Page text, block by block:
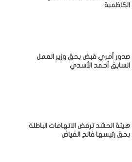
الكاظمية
صدور أمري قبض بحق وزير العمل
السابق أحمد الأسدي
هيئة الحشد ترفض الاتهامات الباطلة
بحق رئيسها فالح الفياض